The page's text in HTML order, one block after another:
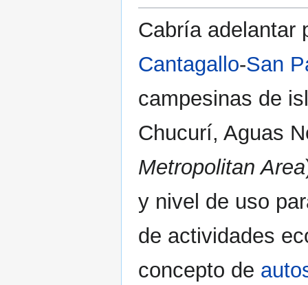
Cabría adelantar
Cantagallo-San
campesinas de
Chucurí, Aguas
Metropolitan Area
y nivel de uso
de actividades
concepto de